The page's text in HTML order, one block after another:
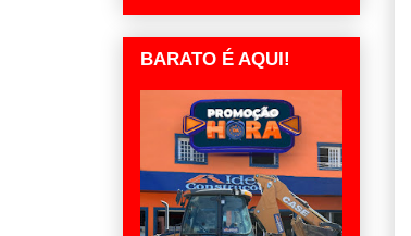
BARATO É AQUI!